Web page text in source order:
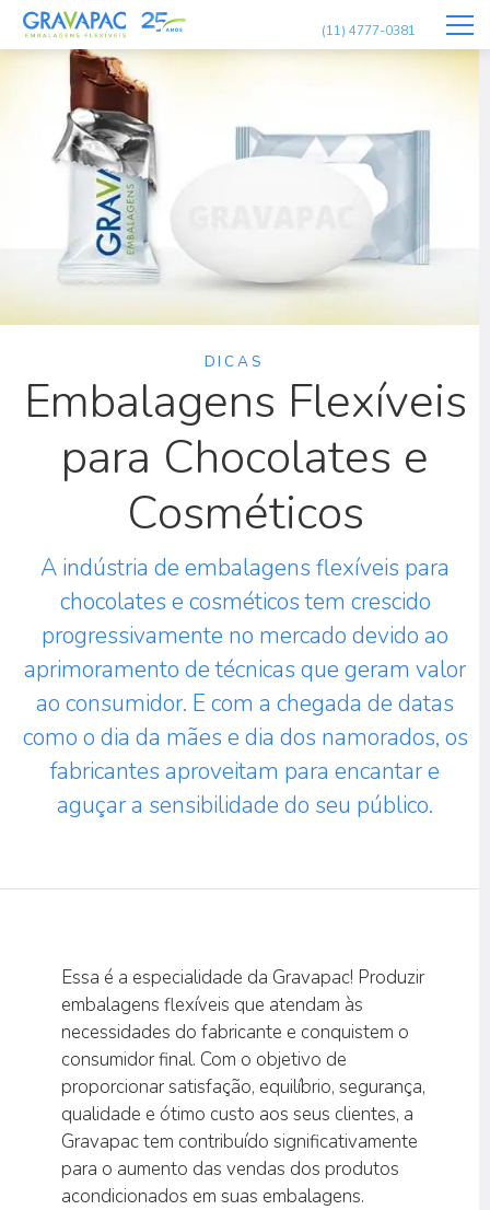
(11) 4777-0381
DICAS
Embalagens Flexíveis
para Chocolates e
Cosméticos
A indústria de embalagens flexíveis para
chocolates e cosméticos tem crescido
progressivamente no mercado devido ao
aprimoramento de técnicas que geram valor
ao consumidor. E com a chegada de datas
como o dia da mães e dia dos namorados, os
fabricantes aproveitam para encantar e
aguçar a sensibilidade do seu público.
Essa é a especialidade da Gravapac! Produzir
embalagens flexíveis que atendam às
necessidades do fabricante e conquistem o
consumidor final. Com o objetivo de
proporcionar satisfação, equilíbrio, segurança,
qualidade e ótimo custo aos seus clientes, a
Gravapac tem contribuído significativamente
para o aumento das vendas dos produtos
acondicionados em suas embalagens.